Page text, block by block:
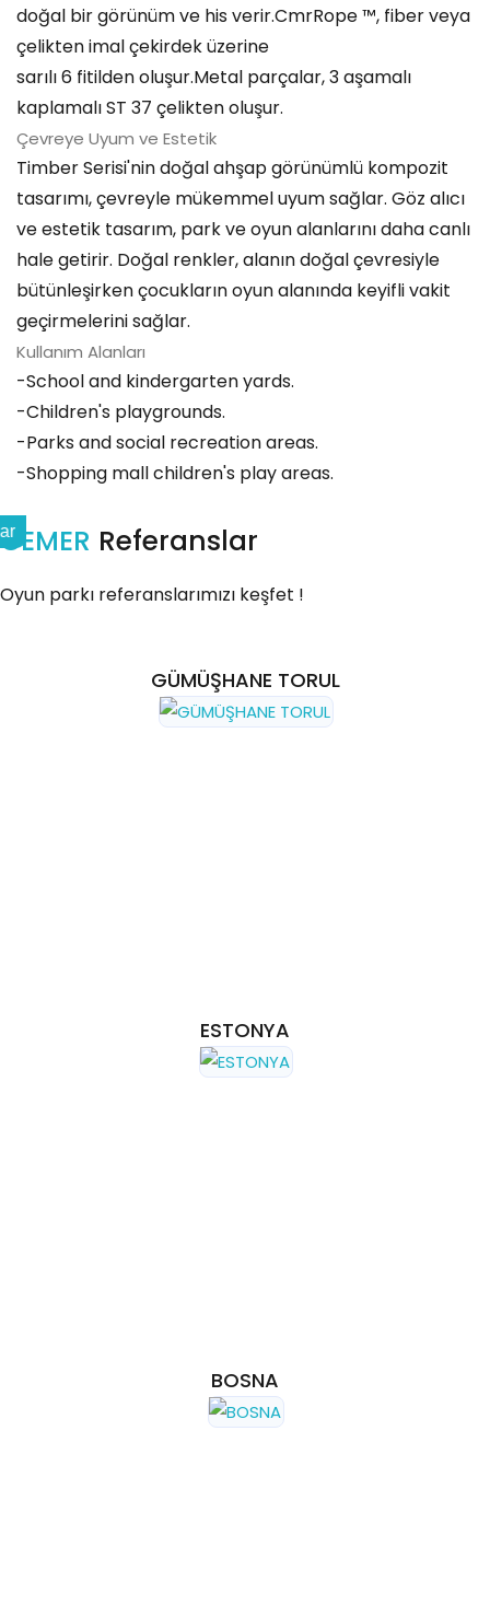
doğal bir görünüm ve his verir.CmrRope ™, fiber veya
çelikten imal çekirdek üzerine
sarılı 6 fitilden oluşur.Metal parçalar, 3 aşamalı
kaplamalı ST 37 çelikten oluşur.
Çevreye Uyum ve Estetik
Timber Serisi'nin doğal ahşap görünümlü kompozit
tasarımı, çevreyle mükemmel uyum sağlar. Göz alıcı
ve estetik tasarım, park ve oyun alanlarını daha canlı
hale getirir. Doğal renkler, alanın doğal çevresiyle
bütünleşirken çocukların oyun alanında keyifli vakit
geçirmelerini sağlar.
Kullanım Alanları
-School and kindergarten yards.
-Children's playgrounds.
-Parks and social recreation areas.
-Shopping mall children's play areas.
CEMER Referanslar
Oyun parkı referanslarımızı keşfet !
GÜMÜŞHANE TORUL
ESTONYA
BOSNA